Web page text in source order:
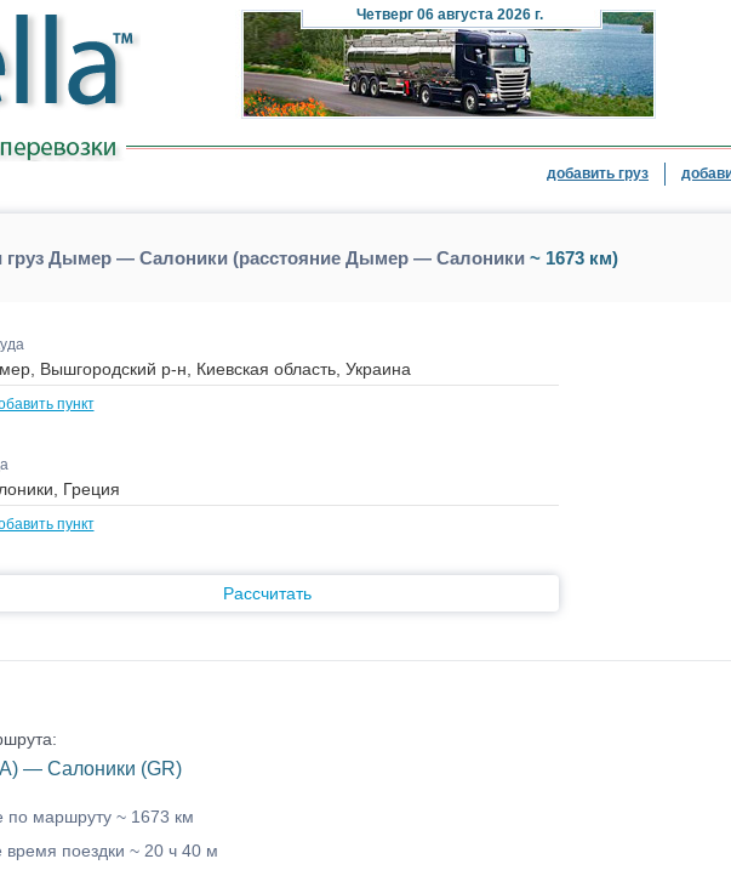
Четверг 06 августа 2026 г.
добавить груз
груз Дымер — Салоники (расстояние Дымер — Салоники~ 1673 км)
пункт
пункт
Рассчитать
— Салоники (GR)
по маршруту ~ 1673 км
поездки ~ 20 ч 40 м